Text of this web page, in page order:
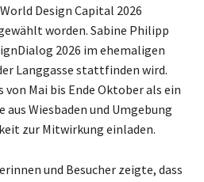
Design Capital 2026
worden. Sabine Philipp
2026 im ehemaligen
Langgasse stattfinden wird.
von Mai bis Ende Oktober als ein
Wiesbaden und Umgebung
zur Mitwirkung einladen.
und Besucher zeigte, dass